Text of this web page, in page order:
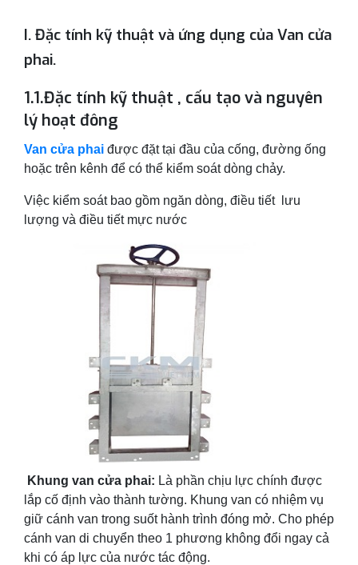
I. Đặc tính kỹ thuật và ứng dụng của Van cửa
phai.
1.1.Đặc tính kỹ thuật , cấu tạo và nguyên
lý hoạt đông
Van cửa phai được đặt tại đầu của cống, đường ống
hoặc trên kênh để có thể kiểm soát dòng chảy.
Việc kiểm soát bao gồm ngăn dòng, điều tiết lưu
lượng và điều tiết mực nước
Khung van cửa phai: Là phần chịu lực chính được
lắp cố định vào thành tường. Khung van có nhiệm vụ
giữ cánh van trong suốt hành trình đóng mở. Cho phép
cánh van di chuyển theo 1 phương không đổi ngay cả
khi có áp lực của nước tác động.